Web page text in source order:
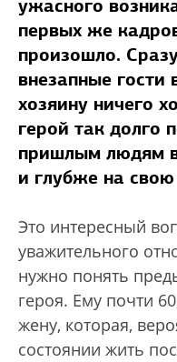
ужасного
первых же
произошло.
внезапные гости
хозяину ничего
герой так долго
пришлым людям
и глубже на
Это интересный
уважительного
нужно понять
героя. Ему почти
жену, которая,
состоянии жить